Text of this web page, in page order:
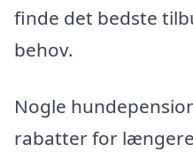
finde det bedste
behov.
Nogle
rabatter for